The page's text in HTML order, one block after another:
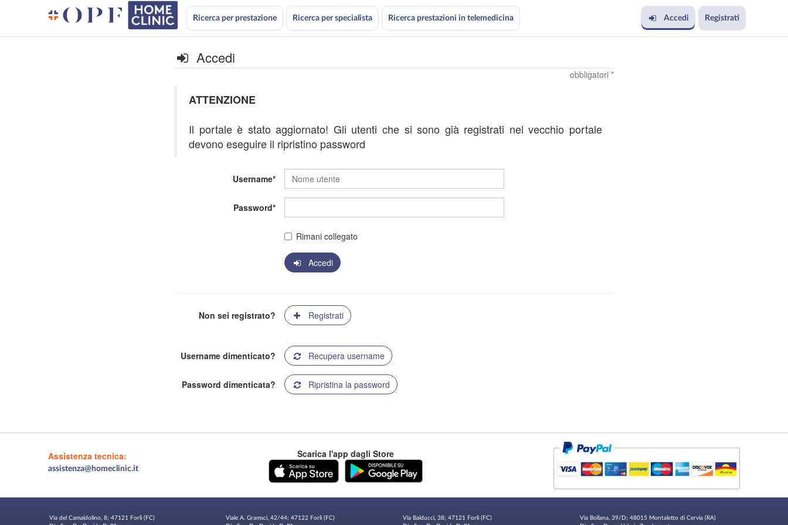
Ricerca per prestazione Ricerca per specialista Ricerca prestazioni in telemedicina Accedi Registrati
Accedi
obbligatori *
ATTENZIONE
Il portale è stato aggiornato! Gli utenti che si sono già registrati nel vecchio portale
devono eseguire il ripristino password
Username
Password
Rimani collegato
Accedi
Non sei registrato? Registrati
Username dimenticato? Recupera username
Password dimenticata? Ripristina la password
Assistenza tecnica:
assistenza@homeclinic.it
Scarica l'app dagli Store
Via del Camaldolino, 8; 47121 Forlì (FC)
Viale A. Gramsci, 42/44; 47122 Forlì (FC)
Via Balducci, 38; 47121 Forlì (FC)
Via Bollana, 39/D; 48015 Montaletto di Cervia (RA)